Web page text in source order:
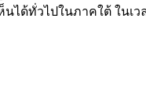
ได้ทั่วไปในภาคใต้ ในเ